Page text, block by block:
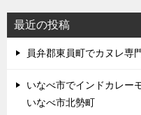
最近の投稿
員弁郡東員町でカヌレ専
いなべ市でインドカレー
いなべ市北勢町